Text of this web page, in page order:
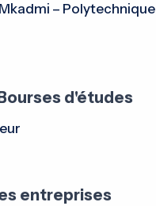
– Polytechnique
d'études
entreprises